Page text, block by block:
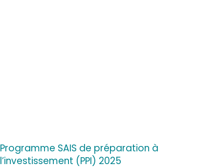
Programme SAIS de préparation à
l’investissement (PPI) 2025